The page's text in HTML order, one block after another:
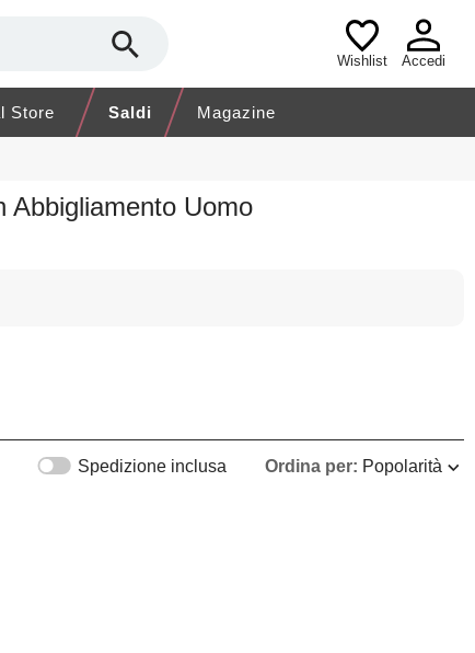
Wishlist Accedi
Store Saldi Magazine
Abbigliamento Uomo
Ordina per: Popolarità
Spedizione inclusa